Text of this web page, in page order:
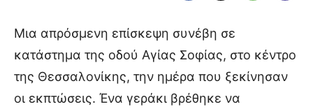
Μια απρόσμενη επίσκεψη συνέβη σε
κατάστημα της οδού Αγίας Σοφίας, στο κέντρο
της Θεσσαλονίκης, την ημέρα που ξεκίνησαν
οι εκπτώσεις. Ένα γεράκι βρέθηκε να